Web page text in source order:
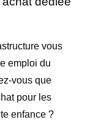
vous
emploi du
vous que
pour les
enfance ?